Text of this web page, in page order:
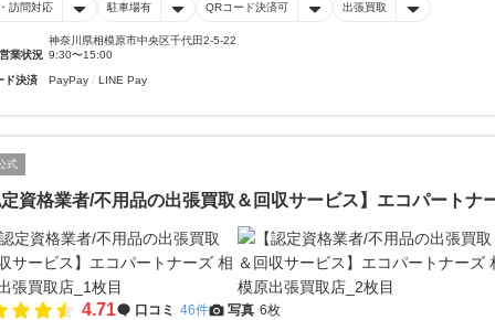
訪問対応 駐車場有 QRコード決済可 出張買取
神奈川県相模原市中央区千代田2-5-22
業状況 9:30〜15:00
ド決済 PayPay LINE Pay
式
資格業者/不用品の出張買取＆回収サービス】エコパートナ
4.71 口コミ 46件 写真 6枚